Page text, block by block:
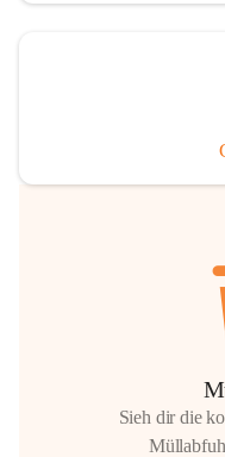
Sieh dir die